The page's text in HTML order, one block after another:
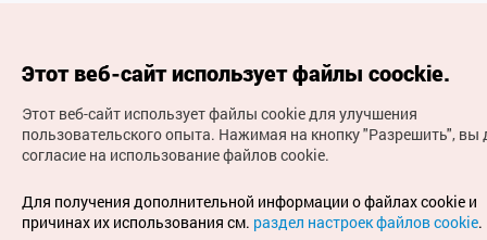
(с) Национальная организация туризма Кореи Все
права защищены
Для извещения об ошибках и проблемах, связанных с
Этот веб-сайт использует файлы coockie.
Этот веб-сайт использует файлы cookie для улучшения
пользовательского опыта. Нажимая на кнопку "Разрешить", вы
согласие на использование файлов cookie.
Для получения дополнительной информации о файлах cookie и
причинах их использования см. раздел настроек файлов cookie.